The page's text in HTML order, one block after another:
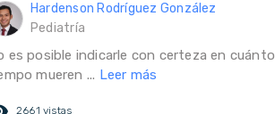
Hardenson Rodríguez González
Pediatría
es posible indicarle con certeza en cuánto
mueren ... Leer más
2661 vistas